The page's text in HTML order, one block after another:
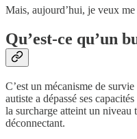
Mais, aujourd’hui, je veux
Qu’est-ce qu’un
C’est un mécanisme de
autiste a dépassé ses
la surcharge atteint un niveau
déconnectant.